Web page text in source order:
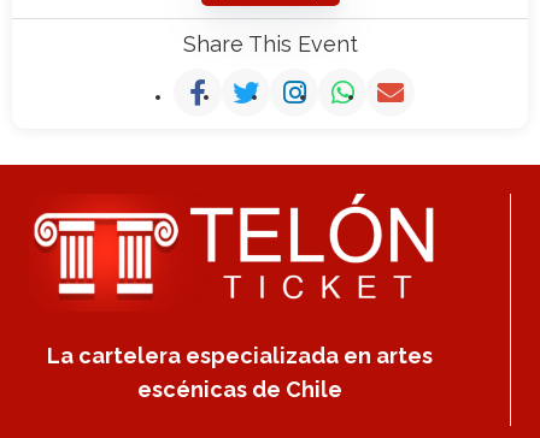
Share This Event
La cartelera especializada en artes
escénicas de Chile